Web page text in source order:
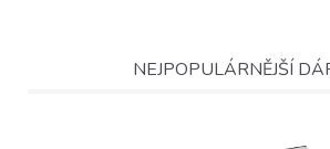
NEJPOPULÁRNĚJŠÍ